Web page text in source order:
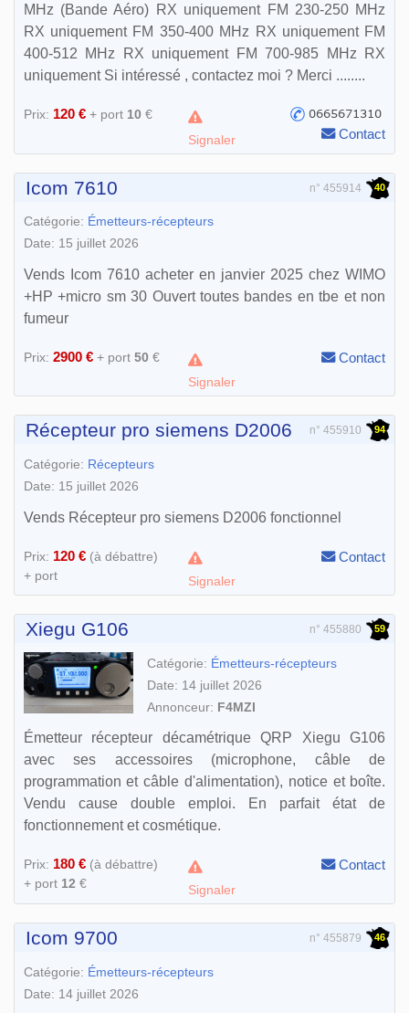
MHz (Bande Aéro) RX uniquement FM 230-250 MHz
RX uniquement FM 350-400 MHz RX uniquement FM
400-512 MHz RX uniquement FM 700-985 MHz RX
uniquement Si intéressé , contactez moi ? Merci ........
Prix: 120 € + port 10 €
Signaler
Contact
Icom 7610 n° 455914 40
Catégorie: Émetteurs-récepteurs
Date: 15 juillet 2026
Vends Icom 7610 acheter en janvier 2025 chez WIMO
+HP +micro sm 30 Ouvert toutes bandes en tbe et non
fumeur
Prix: 2900 € + port 50 €
Signaler
Contact
Récepteur pro siemens D2006 n° 455910 94
Catégorie: Récepteurs
Date: 15 juillet 2026
Vends Récepteur pro siemens D2006 fonctionnel
Prix: 120 € (à débattre)
+ port
Signaler
Contact
Xiegu G106 n° 455880 59
Catégorie: Émetteurs-récepteurs
Date: 14 juillet 2026
Annonceur: F4MZI
Émetteur récepteur décamétrique QRP Xiegu G106
avec ses accessoires (microphone, câble de
programmation et câble d'alimentation), notice et boîte.
Vendu cause double emploi. En parfait état de
fonctionnement et cosmétique.
Prix: 180 € (à débattre)
+ port 12 € Signaler
Contact
Icom 9700 n° 455879 46
Catégorie: Émetteurs-récepteurs
Date: 14 juillet 2026